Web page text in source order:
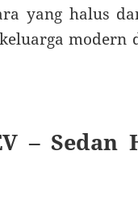
yang halus
modern
– Sedan